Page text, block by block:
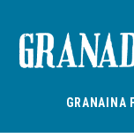
contenido
GRANAINA